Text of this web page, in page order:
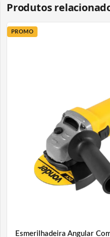
Produtos
PROMO
Esmerilhadeira Angular